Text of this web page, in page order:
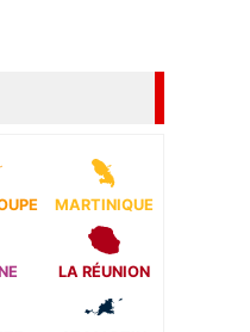
MARTINIQUE
LA RÉUNION